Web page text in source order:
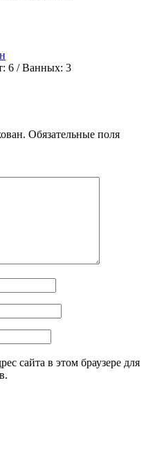
6 /Ванных: 3
Обязательные поля
сайта в этом браузере для